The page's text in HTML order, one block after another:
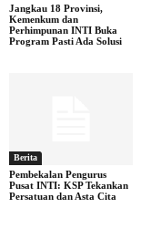
Jangkau 18 Provinsi,
Kemenkum dan
Perhimpunan INTI Buka
Program Pasti Ada Solusi
Berita
Pembekalan Pengurus
Pusat INTI: KSP Tekankan
Persatuan dan Asta Cita